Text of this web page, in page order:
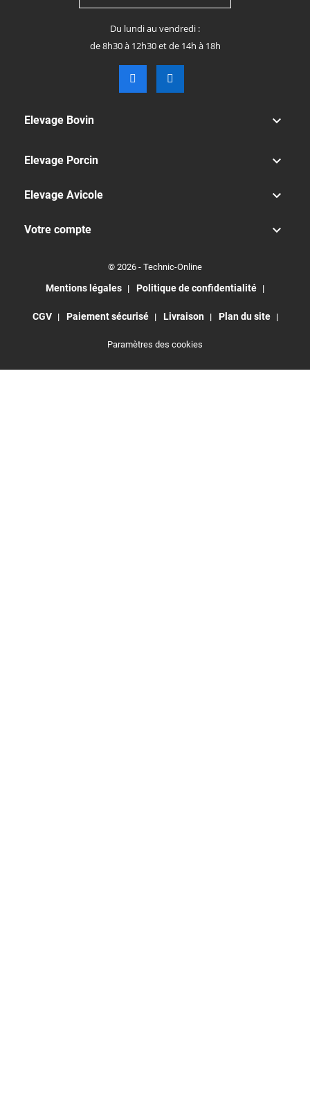
Du lundi au vendredi :
de 8h30 à 12h30 et de 14h à 18h
Elevage Bovin 
Elevage Porcin 
Elevage Avicole 
Votre compte 
© 2026 - Technic-Online
Mentions légales Politique de confidentialité
CGV Paiement sécurisé Livraison Plan du site
Paramètres des cookies